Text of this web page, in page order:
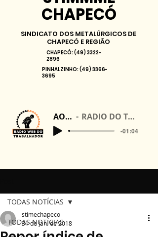
CHAPECÓ
SINDICATO DOS METALÚRGICOS DE
CHAPECÓ E REGIÃO
CHAPECÓ:(49) 3322-
2896
PINHALZINHO:(49) 3366-
3695
AO VIVO RADIO DO TRABALHADOR
-01:04
TODAS NOTÍCIAS
TODAS NOTÍCIAS
stimechapeco
31 de jan. de 2018